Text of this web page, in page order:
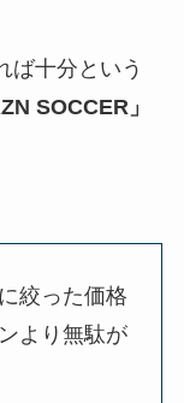
ば十分という
SOCCER」
絞った価格
より無駄が